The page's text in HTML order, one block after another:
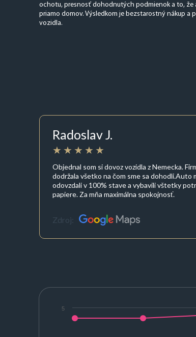
ochotu, presnosť dohodnutých podmienok a to, že
priamo domov. Výsledkom je bezstarostný nákup a
vozidla.
Radoslav J.
Objednal som si dovoz vozidla z Nemecka.
dodržala všetko na čom sme sa dohodli.Auto
odovzdali v 100% stave a vybavili vštetky
papiere. Za mňa maximálna spokojnosť.
Zdroj:
5